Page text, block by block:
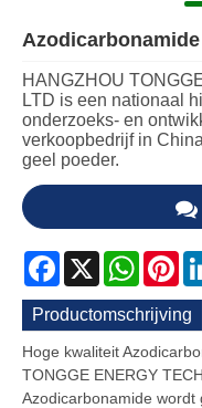
Azodicarbonamide
HANGZHOU
LTD is een nationaal
onderzoeks- en
verkoopbedrijf in
geel poeder.
Facebook
X
Productomschrijving
Hoge kwaliteit
TONGGE ENERGY
Azodicarbonamide wordt